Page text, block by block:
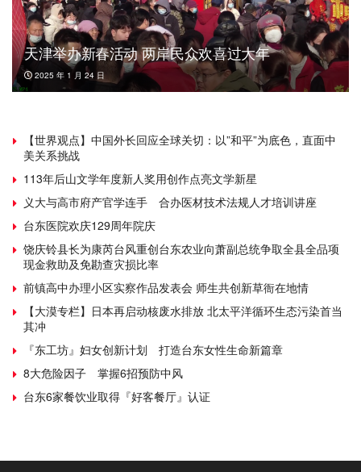
天津举办新春活动 两岸民众欢喜过大年
2025 年 1 月 24 日
【世界观点】中国外长回应全球关切：以”和平”为底色，直面中
美关系挑战
113年后山文学年度新人奖用创作点亮文学新星
义大与高市府产官学连手 合办医材技术法规人才培训讲座
台东医院欢庆129周年院庆
饶庆铃县长为康芮台风重创台东农业向萧副总统争取全县全品项
现金救助及免勘查灾损比率
前镇高中办理小区实察作品发表会 师生共创新草衙在地情
【大漠专栏】日本再启动核废水排放 北太平洋循环生态污染首当
其冲
『东工坊』妇女创新计划 打造台东女性生命新篇章
8大危险因子 掌握6招预防中风
台东6家餐饮业取得『好客餐厅』认证